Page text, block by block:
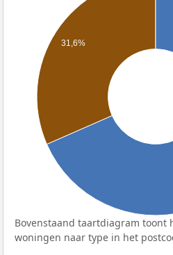
31,6%
Bovenstaand taartdiagram toont
woningen naar type in het